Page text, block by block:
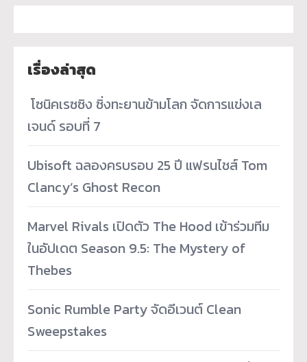
เรื่องล่าสุด
­ โซนิคเรซซิง ซิ่งทะยานข้ามโลก จัดการแข่งเล
เจนด์ รอบที่ 7
Ubisoft ฉลองครบรอบ 25 ปี แฟรนไชส์ Tom
Clancy’s Ghost Recon
Marvel Rivals เปิดตัว The Hood เข้าร่วมทีม
ในอัปเดต Season 9.5: The Mystery of
Thebes
Sonic Rumble Party จัดอีเวนต์ Clean
Sweepstakes